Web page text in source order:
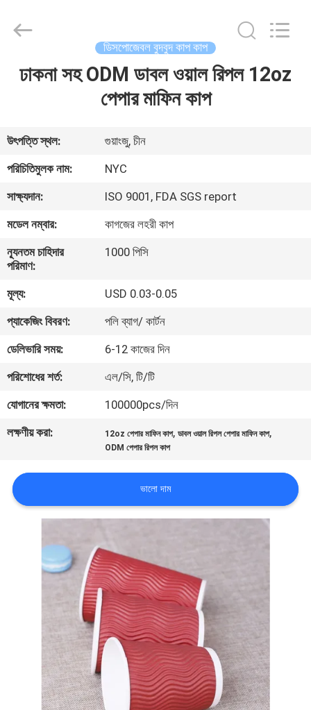
বাড়ি
আমাদের
সম্পর্কে
কারখানা
ভ্রমণ
মান
নিয়ন্ত্রণ
যোগাযোগ
করুন
খবর
কেস
PRIVACY
POLICY
Co.,Ltd..
Developed
ডিসপোজেবল বুদবুদ কাপ কাপ
ঢাকনা সহ ODM ডাবল ওয়াল রিপল 12oz
পেপার মাফিন কাপ
উৎপত্তি স্থল:
গুয়াংজু, চীন
পরিচিতিমুলক নাম:
NYC
সাক্ষ্যদান:
ISO 9001, FDA SGS report
মডেল নম্বার:
কাগজের লহরী কাপ
ন্যূনতম চাহিদার
পরিমাণ:
1000 পিসি
মূল্য:
USD 0.03-0.05
প্যাকেজিং বিবরণ:
পলি ব্যাগ/ কার্টন
ডেলিভারি সময়:
6-12 কাজের দিন
পরিশোধের শর্ত:
এল/সি, টি/টি
যোগানের ক্ষমতা:
100000pcs/দিন
লক্ষণীয় করা:
12oz পেপার মাফিন কাপ,ডাবল ওয়াল রিপল পেপার মাফিন কাপ,
ODM পেপার রিপল কাপ
ভালো দাম